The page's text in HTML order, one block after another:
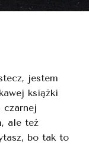
jestem
książki
czarnej
ale też
bo tak to